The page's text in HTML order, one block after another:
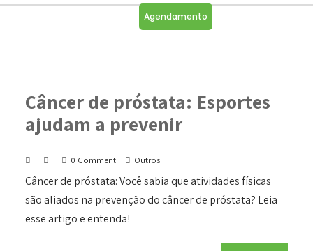
Agendamento
Câncer de próstata: Esportes
ajudam a prevenir
0 Comment Outros
Câncer de próstata: Você sabia que atividades físicas
são aliados na prevenção do câncer de próstata? Leia
esse artigo e entenda!